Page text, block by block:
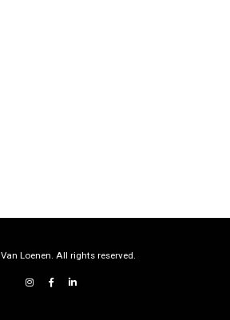
Loenen. All rights reserved.